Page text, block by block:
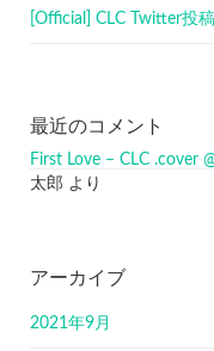
[Official] CLC Twitter投
最近のコメント
First Love – CLC .cover
太郎 より
アーカイブ
2021年9月